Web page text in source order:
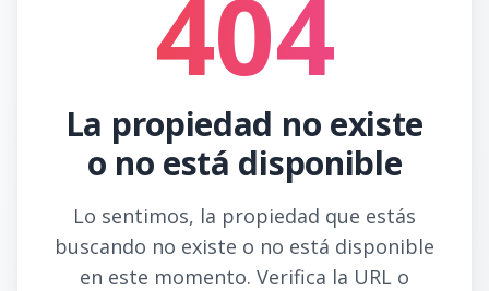
404
La propiedad no existe
o no está disponible
Lo sentimos, la propiedad que estás
buscando no existe o no está disponible
en este momento. Verifica la URL o